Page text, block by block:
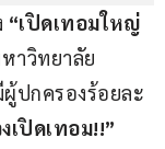
“เปิดเทอมใหญ่
าวิทยาลัย
ปกครองร้อยละ
เปิดเทอม!!”